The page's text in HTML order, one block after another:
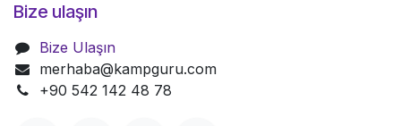
Bize ulaşın
Bize Ulaşın
merhaba@kampguru.com
+90 542 142 48 78